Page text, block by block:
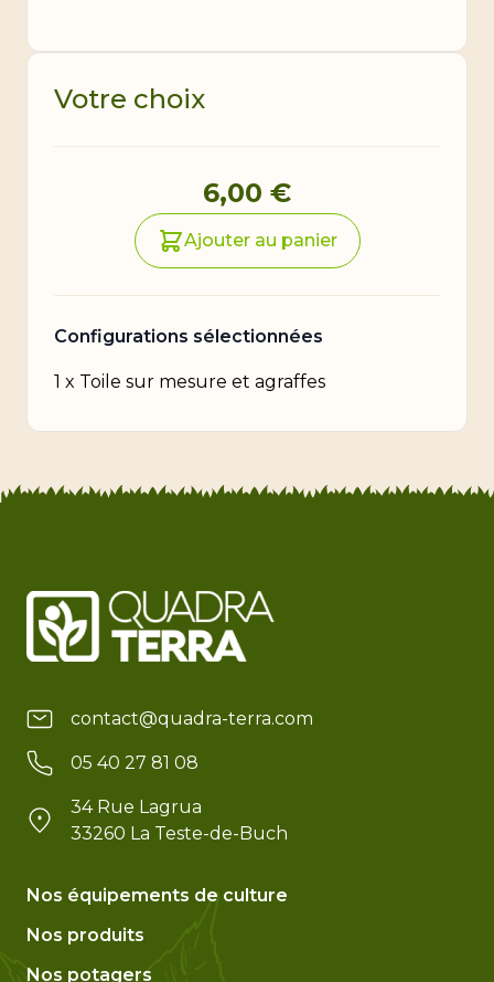
Votre choix
Prix final du produit
6,00 €
Ajouter au panier
Configurations sélectionnées
1 x Toile sur mesure et agraffes
contact@quadra-terra.com
05 40 27 81 08
34 Rue Lagrua
33260 La Teste-de-Buch
Nos équipements de culture
Nos produits
Nos potagers